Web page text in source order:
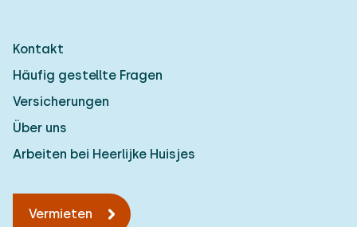
Kontakt
Häufig gestellte Fragen
Versicherungen
Über uns
Arbeiten bei Heerlijke Huisjes
Vermieten